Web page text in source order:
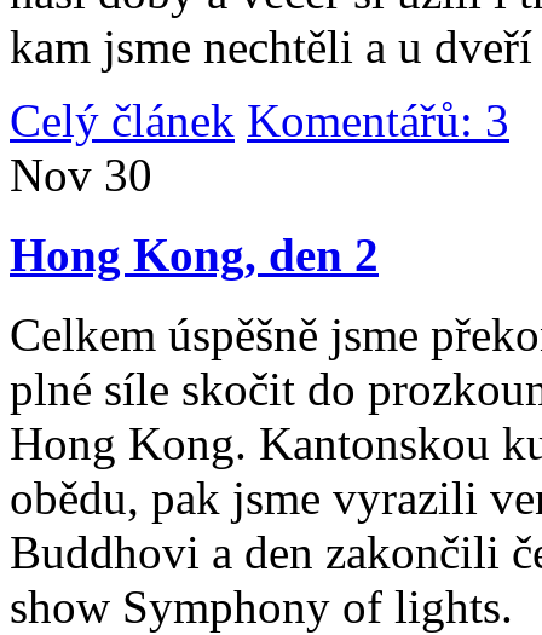
kam jsme nechtěli a u
Celý článek Komentářů: 3
Nov 30
Hong Kong, den 2
Celkem úspěšně jsme
plné síle skočit do
Hong Kong. Kantonskou
obědu, pak jsme vyrazili
Buddhovi a den zakončili
show Symphony of lights.